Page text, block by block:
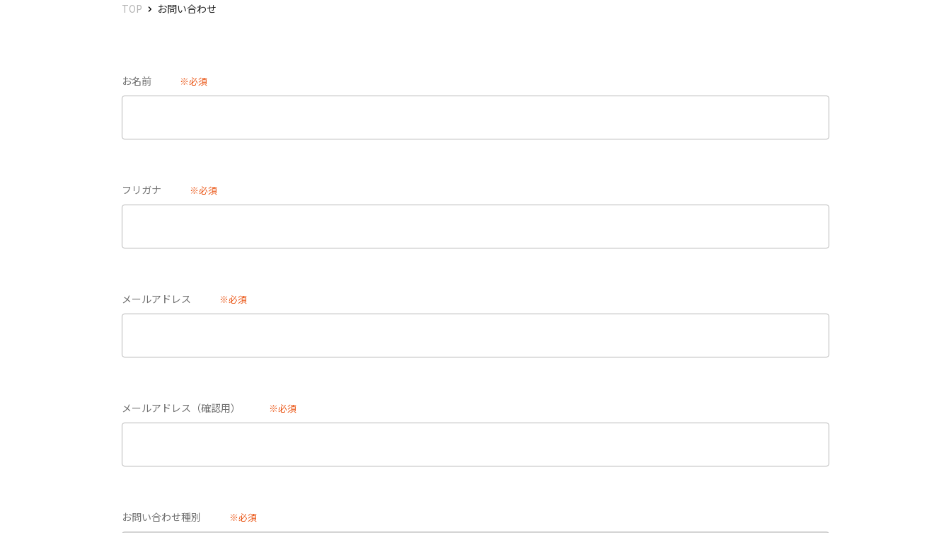
TOP お問い合わせ
お名前 ※必須
フリガナ ※必須
メールアドレス ※必須
メールアドレス（確認用） ※必須
お問い合わせ種別 ※必須